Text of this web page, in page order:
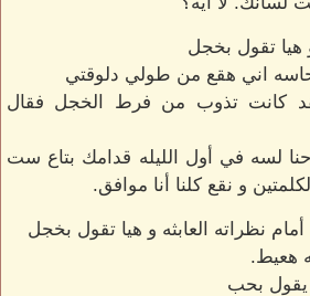
هيا تقول بخجل
اني هقع من طولي دلوقتي
كانت تذوب من فرط الخجل فقال
لسه في أول الليله قدامك بتاع ست
و نقع كلنا أنا موافق.
نظراته العابثه و هيا تقول بخجل
هعيط.
يقول بحب